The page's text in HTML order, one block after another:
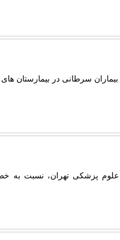
سرطانی در بیمارستان های
علوم پزشکی تهران، نسبت به